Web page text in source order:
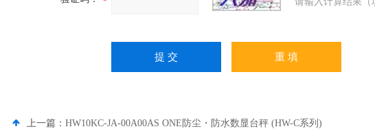
上一篇： HW10KC-JA-00A00AS ONE防尘・防水数显台秤 (HW-C系列)